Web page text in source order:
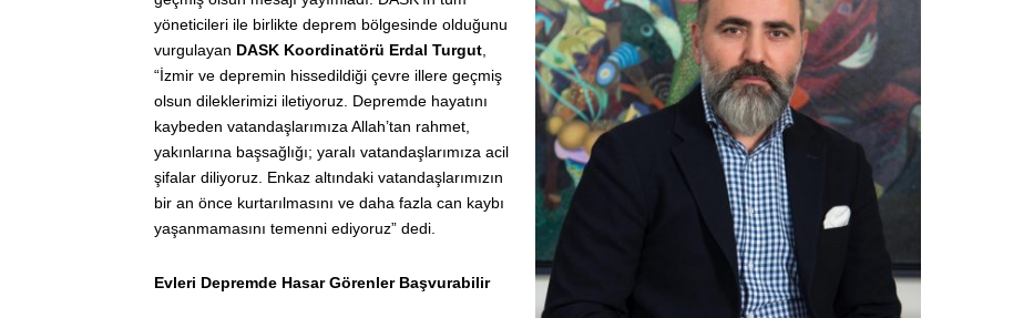
yöneticileri ile birlikte deprem bölgesinde olduğunu
vurgulayan DASK Koordinatörü Erdal Turgut
“İzmir ve depremin hissedildiği çevre illere geçmiş
olsun dileklerimizi iletiyoruz. Depremde hayatını
kaybeden vatandaşlarımıza Allah’tan rahmet,
yakınlarına başsağlığı; yaralı vatandaşlarımıza acil
şifalar diliyoruz. Enkaz altındaki vatandaşlarımızın
bir an önce kurtarılmasını ve daha fazla can kaybı
yaşanmamasını temenni ediyoruz” dedi.
Evleri Depremde Hasar Görenler Başvurabilir